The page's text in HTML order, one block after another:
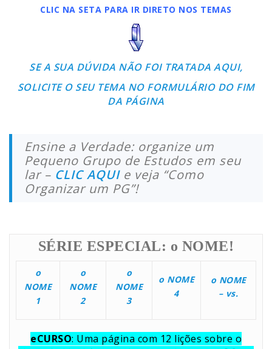
CLIC NA SETA PARA IR DIRETO NOS TEMAS
SE A SUA DÚVIDA NÃO FOI TRATADA AQUI,
SOLICITE O SEU TEMA NO FORMULÁRIO DO FIM
DA PÁGINA
Ensine a Verdade: organize um
Pequeno Grupo de Estudos em seu
lar – CLIC AQUI e veja “Como
Organizar um PG”!
SÉRIE ESPECIAL: o NOME!
o
NOME
1
o
NOME
2
o
NOME
3
o NOME
4
o NOME
– vs.
eCURSO: Uma página com 12 lições sobre o